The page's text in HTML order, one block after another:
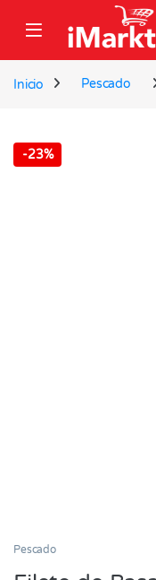
Inicio Pescado
-23%
Pescado